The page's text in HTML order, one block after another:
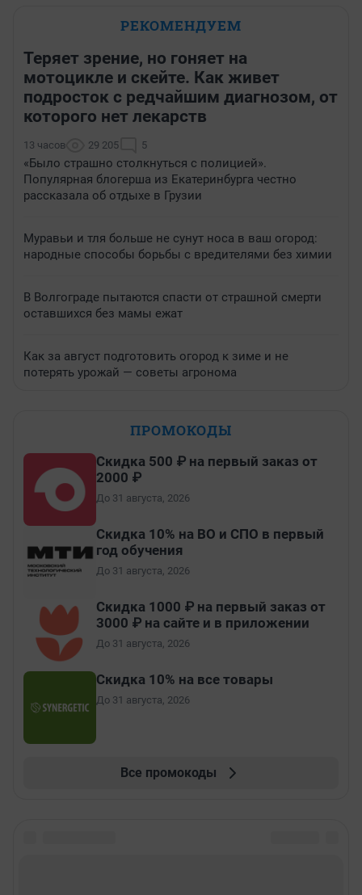
РЕКОМЕНДУЕМ
Теряет зрение, но гоняет на
мотоцикле и скейте. Как живет
подросток с редчайшим диагнозом, от
которого нет лекарств
13 часов 29 205 5
«Было страшно столкнуться с полицией».
Популярная блогерша из Екатеринбурга честно
рассказала об отдыхе в Грузии
Муравьи и тля больше не сунут носа в ваш огород:
народные способы борьбы с вредителями без химии
В Волгограде пытаются спасти от страшной смерти
оставшихся без мамы ежат
Как за август подготовить огород к зиме и не
потерять урожай — советы агронома
ПРОМОКОДЫ
Скидка 500 ₽ на первый заказ от
2000 ₽
До 31 августа, 2026
Скидка 10% на ВО и СПО в первый
год обучения
До 31 августа, 2026
Скидка 1000 ₽ на первый заказ от
3000 ₽ на сайте и в приложении
До 31 августа, 2026
Скидка 10% на все товары
До 31 августа, 2026
Все промокоды